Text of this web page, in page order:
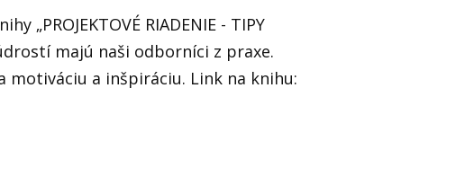
RIADENIE - TIPY
majú naši odborníci z praxe.
motiváciu a inšpiráciu. Link na knihu: